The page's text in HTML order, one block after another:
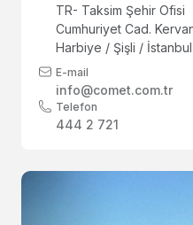
TR- Taksim Şehir Ofisi
Cumhuriyet Cad.
Harbiye / Şişli / İstanbul
E-mail
info@comet.com.tr
Telefon
444 2 721